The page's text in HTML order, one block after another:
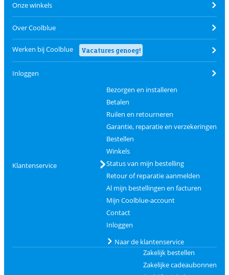
Onze winkels
Over Coolblue
Werken bij Coolblue Vacatures genoeg!
Inloggen
Klantenservice
Bezorgen en installeren
Betalen
Ruilen en retourneren
Garantie, reparatie en verzekeringen
Bestellen
Winkels
Status van mijn bestelling
Retour of reparatie aanmelden
Al mijn bestellingen en facturen
Mijn Coolblue-account
Contact
Inloggen
Naar de klantenservice
Zakelijk bestellen
Zakelijke cadeaubonnen